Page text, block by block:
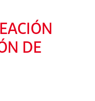
DE